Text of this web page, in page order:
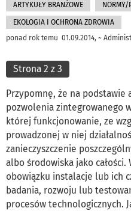
ARTYKUŁY BRANŻOWE NORMY/
EKOLOGIA I OCHRONA ZDROWIA
ponad rok temu 01.09.2014, ~
Strona 2 z 3
Przypomnę, że na podstawie
pozwolenia zintegrowanego
której funkcjonowanie, ze
prowadzonej w niej
zanieczyszczenie
albo środowiska jako całości.
obowiązku instalacje lub ich
badania, rozwoju lub
procesów technologicznych.